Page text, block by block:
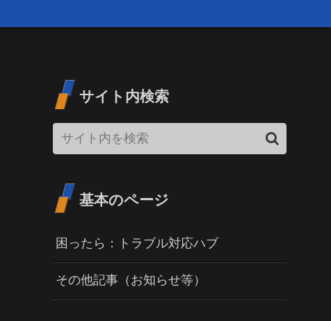
サイト内検索
基本のページ
困ったら：トラブル対応ハブ
その他記事（お知らせ等）